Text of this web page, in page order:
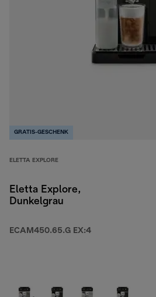
GRATIS-GESCHENK
ELETTA EXPLORE
Eletta Explore,
Dunkelgrau
ECAM450.65.G EX:4